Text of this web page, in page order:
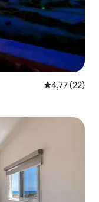
4,77 av 5 i
4,77 (22)